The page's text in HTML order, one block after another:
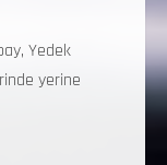
Yedek
yerine